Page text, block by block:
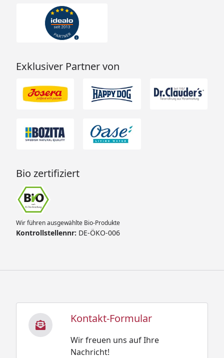
Exklusiver Partner von
Bio zertifiziert
Wir führen ausgewählte Bio-Produkte
Kontrollstellennr: DE-ÖKO-006
Kontakt-Formular
Wir freuen uns auf Ihre
Nachricht!